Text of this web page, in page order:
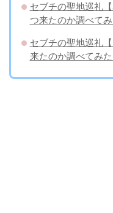
セブチの聖地巡礼
つ来たのか調べて
セブチの聖地巡礼
来たのか調べてみた